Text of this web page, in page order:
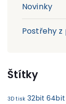
Novinky
Postřehy z
Štítky
3D tisk 32bit 64bit